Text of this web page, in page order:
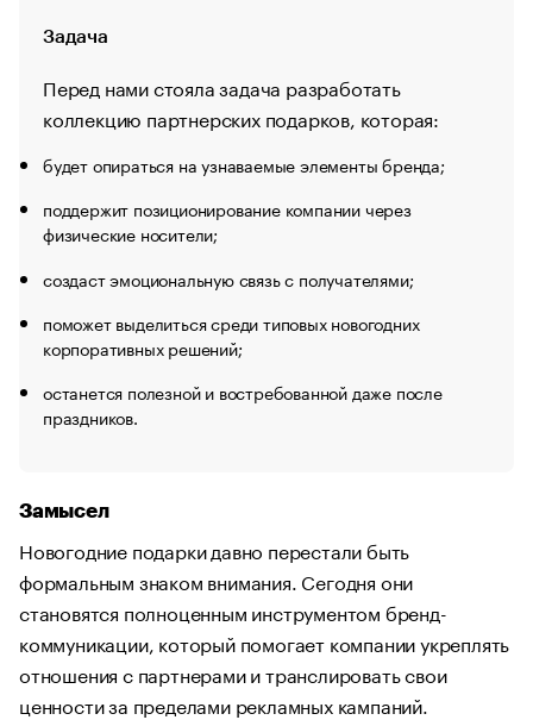
Задача
Перед нами стояла задача разработать
коллекцию партнерских подарков, которая:
будет опираться на узнаваемые элементы бренда;
поддержит позиционирование компании через
физические носители;
создаст эмоциональную связь с получателями;
поможет выделиться среди типовых новогодних
корпоративных решений;
останется полезной и востребованной даже после
праздников.
Замысел
Новогодние подарки давно перестали быть
формальным знаком внимания. Сегодня они
становятся полноценным инструментом бренд-
коммуникации, который помогает компании укреплять
отношения с партнерами и транслировать свои
ценности за пределами рекламных кампаний.